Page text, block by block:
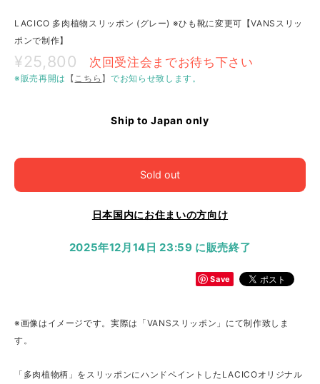
LACICO 多肉植物スリッポン (グレー) ※ひも靴に変更可【VANSスリッ
ポンで制作】
¥25,800 次回受注会までお待ち下さい
※販売再開は 【こちら 】でお知らせ致します。
Ship to Japan only
Sold out
日本国内にお住まいの方向け
2025年12月14日 23:59 に販売終了
Save
※画像はイメージです。実際は「VANSスリッポン」にて制作致しま
す。
「多肉植物柄」をスリッポンにハンドペイントしたLACICOオリジナル